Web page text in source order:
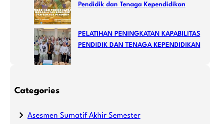
Pendidik dan Tenaga Kependidikan
PELATIHAN PENINGKATAN KAPABILITAS
PENDIDIK DAN TENAGA KEPENDIDIKAN
Categories
Asesmen Sumatif Akhir Semester